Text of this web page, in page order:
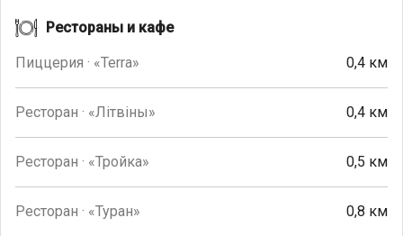
Рестораны и кафе
Пиццерия · «Terra» 0,4 км
Ресторан · «Лiтвiны» 0,4 км
Ресторан · «Тройка» 0,5 км
Ресторан · «Туран» 0,8 км